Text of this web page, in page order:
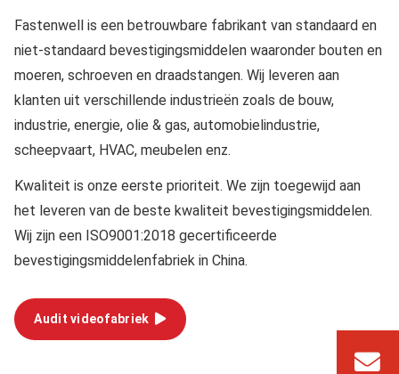
Fastenwell is een betrouwbare fabrikant van standaard en
niet-standaard bevestigingsmiddelen waaronder bouten en
moeren, schroeven en draadstangen. Wij leveren aan
klanten uit verschillende industrieën zoals de bouw,
industrie, energie, olie & gas, automobielindustrie,
scheepvaart, HVAC, meubelen enz.
Kwaliteit is onze eerste prioriteit. We zijn toegewijd aan
het leveren van de beste kwaliteit bevestigingsmiddelen.
Wij zijn een ISO9001:2018 gecertificeerde
bevestigingsmiddelenfabriek in China.
Audit videofabriek